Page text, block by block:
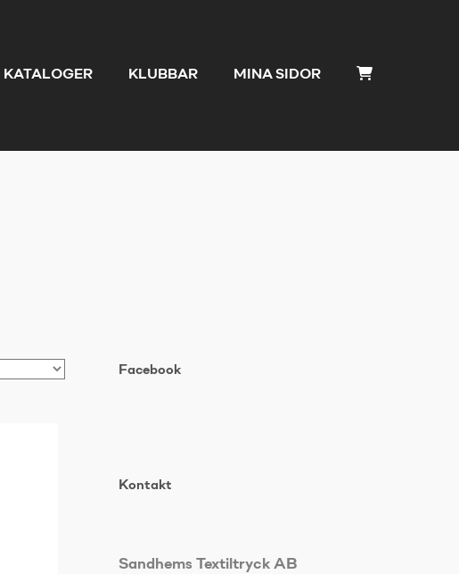
KATALOGER KLUBBAR MINA SIDOR
Facebook
Kontakt
Sandhems Textiltryck AB